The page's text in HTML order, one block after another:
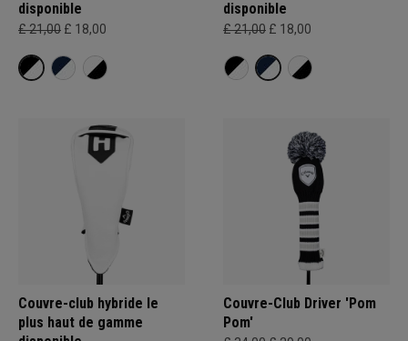
disponible
£ 21,00 £ 18,00
disponible
£ 21,00 £ 18,00
Couvre-club hybride le
plus haut de gamme
Couvre-Club Driver 'Pom
Pom'